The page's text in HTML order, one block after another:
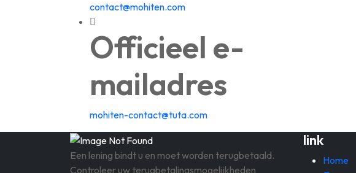
contact@mohiten.com
Officieel e-
mailadres
mohiten-contact@tuta.com
Een lening bindt u en moet worden terugbetaald.
Controleer uw terugbetalingsmogelijkheden
link
Home